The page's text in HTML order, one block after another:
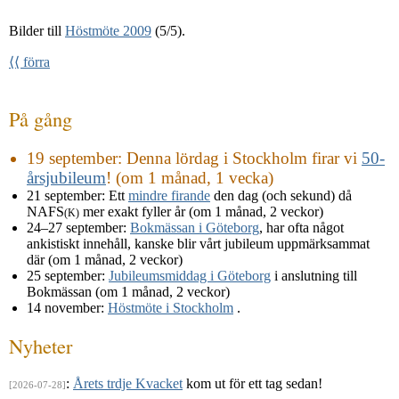
Bilder till Höstmöte 2009 (5/5).
⟨⟨ förra
På gång
19 september: Denna lördag i Stockholm firar vi 50-
årsjubileum! (om 1 månad, 1 vecka)
21 september: Ett mindre firande den dag (och sekund) då
NAFS(K) mer exakt fyller år (om 1 månad, 2 veckor)
24–27 september: Bokmässan i Göteborg, har ofta något
ankistiskt innehåll, kanske blir vårt jubileum uppmärksammat
där (om 1 månad, 2 veckor)
25 september: Jubileumsmiddag i Göteborg i anslutning till
Bokmässan (om 1 månad, 2 veckor)
14 november: Höstmöte i Stockholm .
Nyheter
[2026-07-28]: Årets trdje Kvacket kom ut för ett tag sedan!